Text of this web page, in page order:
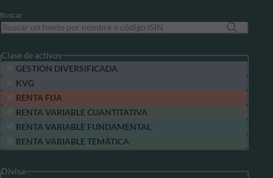
Buscar
Clase de activos
GESTIÓN DIVERSIFICADA
KVG
RENTA FIJA
RENTA VARIABLE CUANTITATIVA
RENTA VARIABLE FUNDAMENTAL
RENTA VARIABLE TEMÁTICA
Divisa